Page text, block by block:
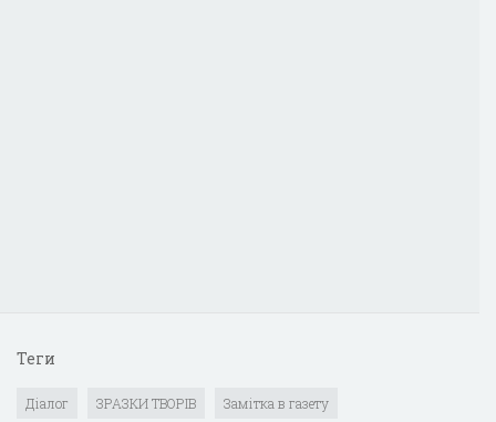
Теги
Діалог ЗРАЗКИ ТВОРІВ Замітка в газету